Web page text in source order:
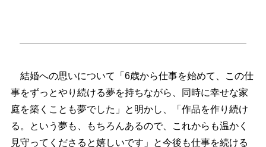
結婚への思いについて「6歳から仕事を始めて、この仕
事をずっとやり続ける夢を持ちながら、同時に幸せな家
庭を築くことも夢でした」と明かし、「作品を作り続け
る。という夢も、もちろんあるので、これからも温かく
見守ってくださると嬉しいです」と今後も仕事を続ける